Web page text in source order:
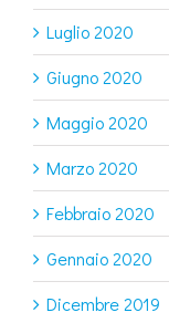
Luglio 2020
Giugno 2020
Maggio 2020
Marzo 2020
Febbraio 2020
Gennaio 2020
Dicembre 2019